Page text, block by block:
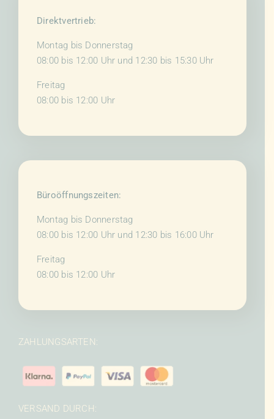
Direktvertrieb:
Montag bis Donnerstag
08:00 bis 12:00 Uhr und 12:30 bis 15:30 Uhr
Freitag
08:00 bis 12:00 Uhr
Büroöffnungszeiten:
Montag bis Donnerstag
08:00 bis 12:00 Uhr und 12:30 bis 16:00 Uhr
Freitag
08:00 bis 12:00 Uhr
ZAHLUNGSARTEN:
VERSAND DURCH: